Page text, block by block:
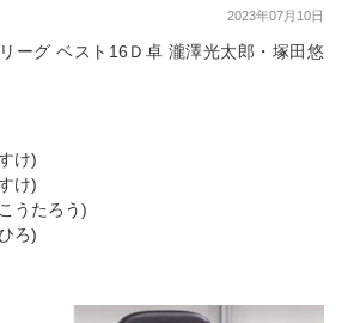
2023年07月10日
リーグ ベスト16Ｄ卓 瀧澤光太郎・塚田悠
け)
け)
うたろう)
ろ)